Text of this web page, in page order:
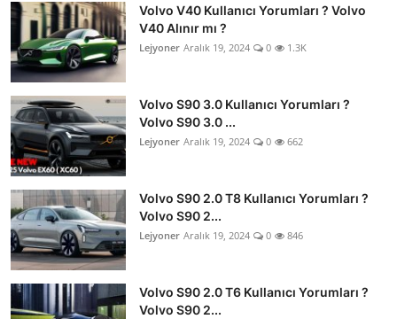
Volvo V40 Kullanıcı Yorumları ? Volvo
V40 Alınır mı ?
Lejyoner Aralık 19, 2024 0 1.3K
Volvo S90 3.0 Kullanıcı Yorumları ?
Volvo S90 3.0 ...
Lejyoner Aralık 19, 2024 0 662
Volvo S90 2.0 T8 Kullanıcı Yorumları ?
Volvo S90 2...
Lejyoner Aralık 19, 2024 0 846
Volvo S90 2.0 T6 Kullanıcı Yorumları ?
Volvo S90 2...